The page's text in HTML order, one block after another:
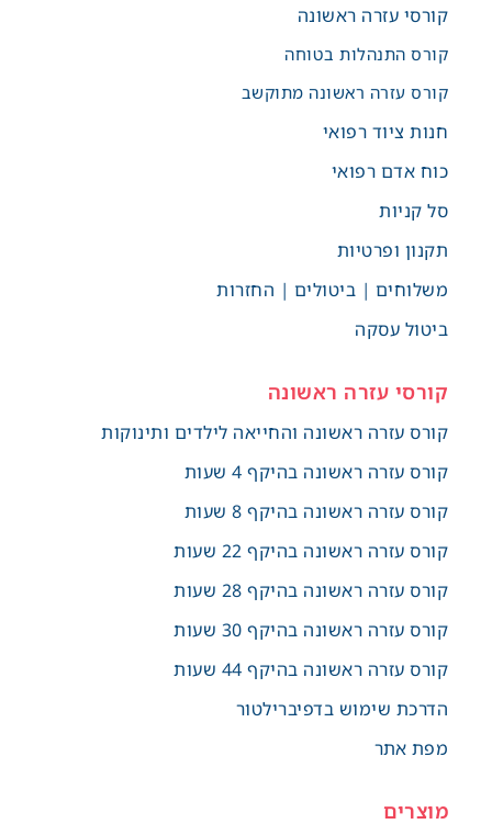
קורסי עזרה ראשונה
קורס התנהלות בטוחה
קורס עזרה ראשונה מתוקשב
חנות ציוד רפואי
כוח אדם רפואי
סל קניות
תקנון ופרטיות
משלוחים | ביטולים | החזרות
ביטול עסקה
קורסי עזרה ראשונה
קורס עזרה ראשונה והחייאה לילדים ותינוקות
קורס עזרה ראשונה בהיקף 4 שעות
קורס עזרה ראשונה בהיקף 8 שעות
קורס עזרה ראשונה בהיקף 22 שעות
קורס עזרה ראשונה בהיקף 28 שעות
קורס עזרה ראשונה בהיקף 30 שעות
קורס עזרה ראשונה בהיקף 44 שעות
הדרכת שימוש בדפיברילטור
מפת אתר
מוצרים